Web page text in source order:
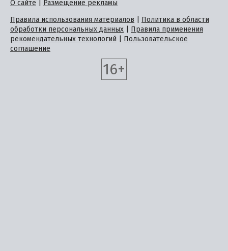
О сайте
Размещение рекламы
Правила использования материалов
Политика в области
обработки персональных данных
Правила применения
рекомендательных технологий
Пользовательское
соглашение
16+